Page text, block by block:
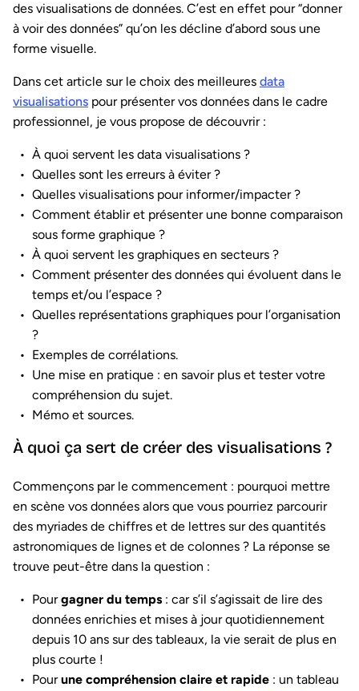
des visualisations de données. C’est en effet pour “donner
à voir des données” qu’on les décline d’abord sous une
forme visuelle.
Dans cet article sur le choix des meilleures data
visualisations pour présenter vos données dans le cadre
professionnel, je vous propose de découvrir :
À quoi servent les data visualisations ?
Quelles sont les erreurs à éviter ?
Quelles visualisations pour informer/impacter ?
Comment établir et présenter une bonne comparaison
sous forme graphique ?
À quoi servent les graphiques en secteurs ?
Comment présenter des données qui évoluent dans le
temps et/ou l’espace ?
Quelles représentations graphiques pour l’organisation
?
Exemples de corrélations.
Une mise en pratique : en savoir plus et tester votre
compréhension du sujet.
Mémo et sources.
À quoi ça sert de créer des visualisations ?
Commençons par le commencement : pourquoi mettre
en scène vos données alors que vous pourriez parcourir
des myriades de chiffres et de lettres sur des quantités
astronomiques de lignes et de colonnes ? La réponse se
trouve peut-être dans la question :
Pourgagner du temps : car s’il s’agissait de lire des
données enrichies et mises à jour quotidiennement
depuis 10 ans sur des tableaux, la vie serait de plus en
plus courte !
Pourune compréhension claire et rapide : un tableau